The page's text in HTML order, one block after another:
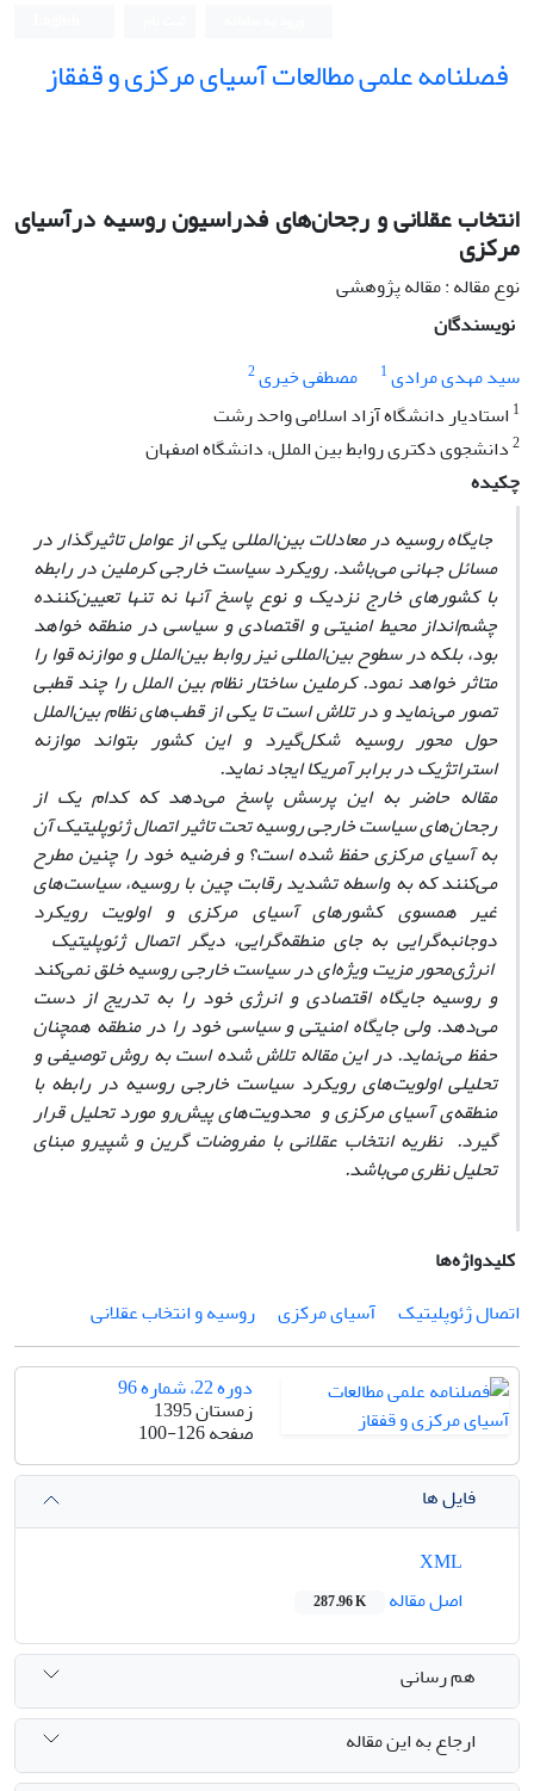
فصلنامه علمی مطالعات آسیای مرکزی و قفقاز
انتخاب عقلانی و رجحان‌های فدراسیون روسیه درآسیای
مرکزی
نوع مقاله : مقاله پژوهشی
نویسندگان
سید مهدی مرادی1 مصطفی خیری2
1 استادیار دانشگاه آزاد اسلامی واحد رشت
2دانشجوی دکتری روابط بین الملل، دانشگاه اصفهان
چکیده
جایگاه روسیه در معادلات بین‌المللی یکی از عوامل تاثیر‌گذار در
مسائل جهانی می‌باشد. رویکرد سیاست خارجی کرملین در رابطه
با کشورهای خارج نزدیک و نوع پاسخ آنها نه تنها تعیین‌کننده
چشم‌انداز محیط امنیتی و اقتصادی و سیاسی در منطقه خواهد
بود، بلکه در سطوح بین‌المللی نیز روابط بین‌الملل و موازنه قوا را
متاثر خواهد نمود. کرملین ساختار نظام بین الملل را چند قطبی
تصور می‌نماید و در تلاش است تا یکی از قطب‌های نظام بین‌الملل
حول محور روسیه شکل‌گیرد و این کشور بتواند موازنه
استراتژیک در برابر آمریکا ایجاد نماید.
مقاله حاضر به این پرسش پاسخ می‌دهد که کدام یک از
رجحان‌های سیاست خارجی روسیه تحت تاثیر اتصال ژئوپلیتیک آن
به آسیای مرکزی حفظ شده است؟ و فرضیه خود را چنین مطرح
می‌کنند که به واسطه تشدید رقابت چین با روسیه، سیاست‌های
غیر همسوی کشورهای آسیای مرکزی و اولویت رویکرد
دوجانبه‌‌گرایی به جای منطقه‌گرایی، دیگر اتصال ژئوپلیتیک
انرژی‌محور مزیت ویژه‌ای در سیاست خارجی روسیه خلق نمی‌کند
و روسیه جایگاه اقتصادی و انرژی خود را به تدریج از دست
می‌دهد. ولی جایگاه امنیتی و سیاسی خود را در منطقه همچنان
حفظ می‌نماید.در این مقاله تلاش شده است به روش توصیفی و
تحلیلی اولویت‌های رویکرد سیاست خارجی روسیه در رابطه با
منطقه‌ی آسیای مرکزی و محدویت‌های پیش‌رو مورد تحلیل قرار
گیرد. نظریه انتخاب عقلانی با مفروضات گرین و شپیرو مبنای
تحلیل نظری می‌باشد.
کلیدواژه‌ها
اتصال ژئوپلیتیک
آسیای مرکزی روسیه و انتخاب عقلانی
دوره 22، شماره 96
زمستان 1395
صفحه100-126
فایل ها
اصل مقاله
287.96 K
هم رسانی
ارجاع به این مقاله